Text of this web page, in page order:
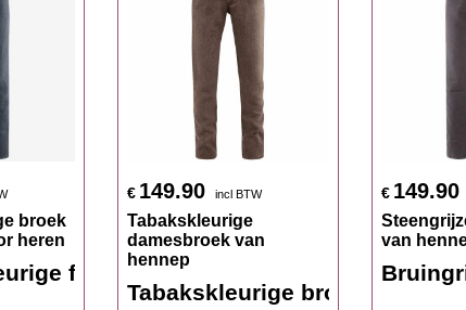
procent hennep
broek
heren
five pocket jeans van honderd
€ 149.90 incl BTW
Tabakskleurige
damesbroek van
hennep
Tabakskleurige broek van
€ 149.90
van